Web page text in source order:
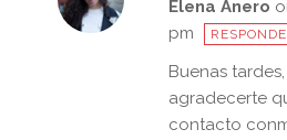
Elena Anero
pm
Buenas
agradecerte
contacto